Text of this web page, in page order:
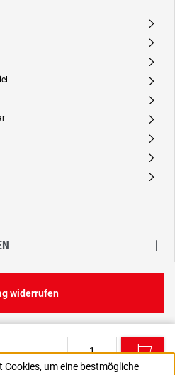
C
A
A
A
A
A
A
A
A
A
widerrufen
Cookies, um eine bestmögliche